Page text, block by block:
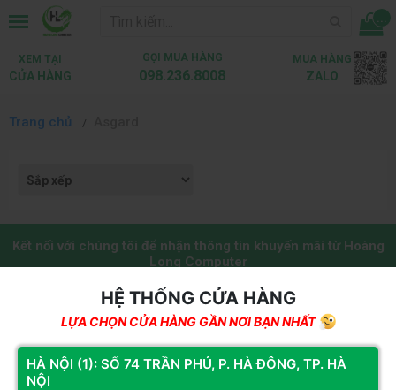
...
XEM TẠI
CỬA HÀNG
GỌI MUA HÀNG
098.236.8008
MUA HÀNG
ZALO
Trang chủ
Kết nối với chúng tôi để nhận thông tin khuyến mãi từ Hoàng
Long Computer
HỆ THỐNG CỬA HÀNG
HỆ THỐNG CỬA HÀNG
LỰA CHỌN CỬA HÀNG GẦN NƠI BẠN NHẤT
HÀ NỘI (1): SỐ 74 TRẦN PHÚ, P. HÀ ĐÔNG, TP. HÀ
NỘI